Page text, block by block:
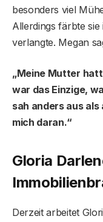
besonders viel
Allerdings färbte
verlangte. Megan
„Meine Mutter
war das Einzige,
sah anders aus
mich daran.“
Gloria
Derzeit arbeitet